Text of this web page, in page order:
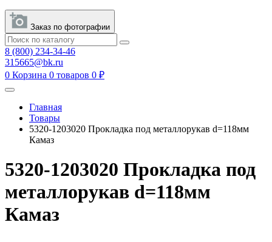
Заказ по фотографии
8 (800) 234-34-46
315665@bk.ru
0 Корзина 0 товаров 0 ₽
Главная
Товары
5320-1203020 Прокладка под металлорукав d=118мм
Камаз
5320-1203020 Прокладка под
металлорукав d=118мм
Камаз